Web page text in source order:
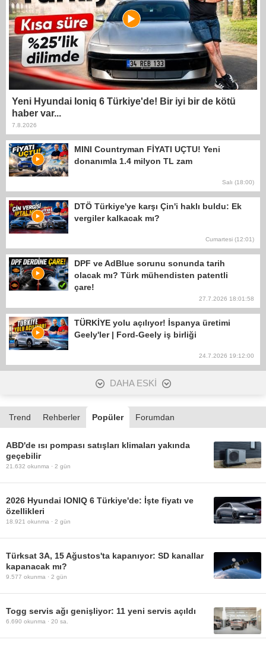
Yeni Hyundai Ioniq 6 Türkiye'de! Bir iyi bir de kötü
haber var...
7.8.2026
MINI Countryman FİYATI UÇTU! Yeni
donanımla 1.4 milyon TL zam
Salı (18:00)
DTÖ Türkiye'ye karşı Çin'i haklı buldu: Ek
vergiler kalkacak mı?
Cumartesi (12:01)
DPF ve AdBlue sorunu sonunda tarih
olacak mı? Türk mühendisten patentli
çare!
27.7.2026 18:01:58
TÜRKİYE yolu açılıyor! İspanya üretimi
Geely'ler | Ford-Geely iş birliği
24.7.2026 19:12:00
DAHA ESKİ
Trend Rehberler Popüler Forumdan
ABD'de ısı pompası satışları klimaları yakında
geçebilir
21.632 okunma · 2 gün
2026 Hyundai IONIQ 6 Türkiye'de: İşte fiyatı ve
özellikleri
18.921 okunma · 2 gün
Türksat 3A, 15 Ağustos'ta kapanıyor: SD kanallar
kapanacak mı?
9.577 okunma · 2 gün
Togg servis ağı genişliyor: 11 yeni servis açıldı
6.690 okunma · 20 sa.